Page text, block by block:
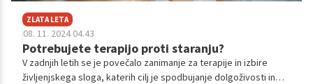
ZLATA LETA
08. 11. 2024 04.43
Potrebujete terapijo proti staranju?
V zadnjih letih se je povečalo zanimanje za terapije in izbire
življenjskega sloga, katerih cilj je spodbujanje dolgoživosti in